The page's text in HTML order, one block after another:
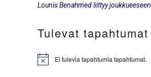
Lounis Benahmed liittyy joukkueeseen
Tulevat tapahtumat
Notice Ei tulevia tapahtumia tapahtumat.